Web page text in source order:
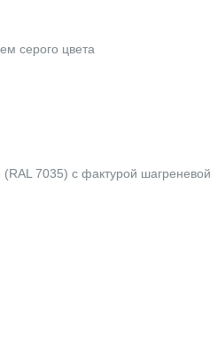
серого цвета
7035) с фактурой